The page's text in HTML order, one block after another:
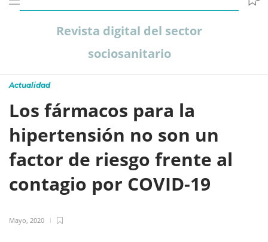
Revista digital del sector
sociosanitario
Actualidad
Los fármacos para la
hipertensión no son un
factor de riesgo frente al
contagio por COVID-19
Mayo, 2020